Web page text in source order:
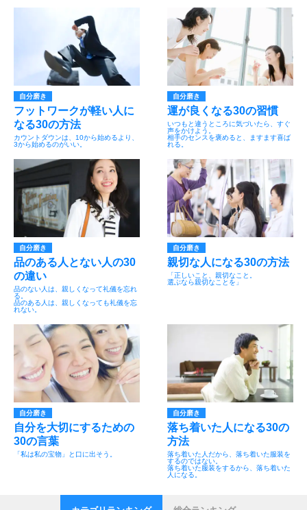
自分磨き
フットワークが軽い人に
なる30の方法
カウントダウンは、10から始めるより、
3から始めるのがいい。
自分磨き
運が良くなる30の習慣
いつもと違うところに気づいたら、すぐ
声をかけよう。
相手のセンスを褒めると、ますます喜ば
れる。
自分磨き
品のある人とない人の30
の違い
品のない人は、親しくなって礼儀を忘れ
る。
品のある人は、親しくなっても礼儀を忘
れない。
自分磨き
親切な人になる30の方法
「正しいこと、親切なこと。
選ぶなら親切なことを」
自分磨き
自分を大切にするための
30の言葉
「私は私の宝物」と口に出そう。
自分磨き
落ち着いた人になる30の
方法
落ち着いた人だから、落ち着いた服装を
するのではない。
落ち着いた服装をするから、落ち着いた
人になる。